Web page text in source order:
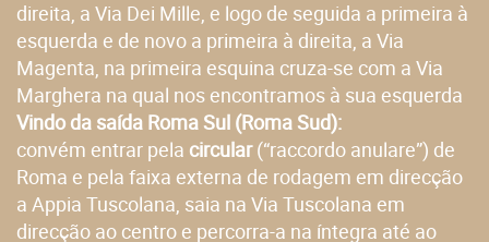
direita, a Via Dei Mille, e logo de seguida a primeira à
esquerda e de novo a primeira à direita, a Via
Magenta, na primeira esquina cruza-se com a Via
Marghera na qual nos encontramos à sua esquerda
Vindo da saída Roma Sul (Roma Sud):
convém entrar pela circular(“raccordo anulare”) de
Roma e pela faixa externa de rodagem em direcção
a Appia Tuscolana, saia na Via Tuscolana em
direcção ao centro e percorra-a na íntegra até ao